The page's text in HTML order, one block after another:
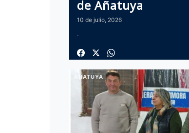
de Añatuya
10 de julio, 2026
.
AÑATUYA